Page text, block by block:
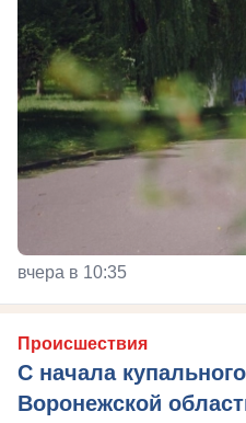
вчера в 10:35
Происшествия
С начала
Воронежской